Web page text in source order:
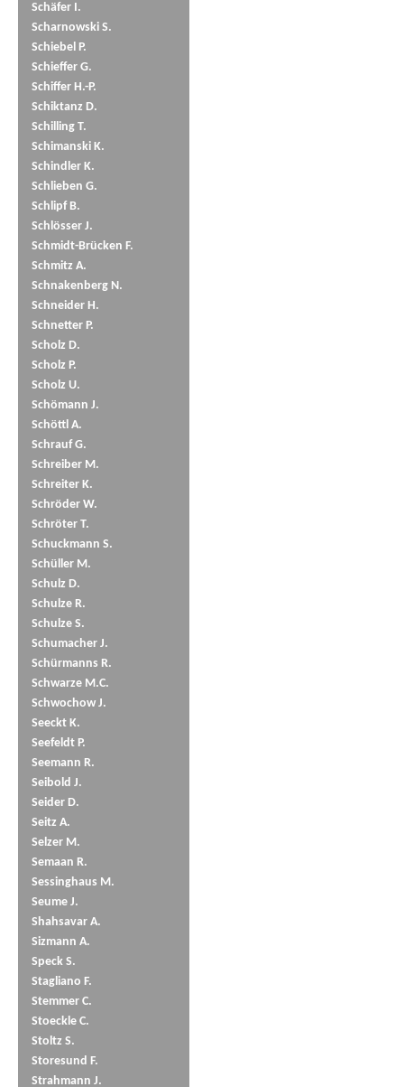
Schäfer I.
Scharnowski S.
Schiebel P.
Schieffer G.
Schiffer H.-P.
Schiktanz D.
Schilling T.
Schimanski K.
Schindler K.
Schlieben G.
Schlipf B.
Schlösser J.
Schmidt-Brücken F.
Schmitz A.
Schnakenberg N.
Schneider H.
Schnetter P.
Scholz D.
Scholz P.
Scholz U.
Schömann J.
Schöttl A.
Schrauf G.
Schreiber M.
Schreiter K.
Schröder W.
Schröter T.
Schuckmann S.
Schüller M.
Schulz D.
Schulze R.
Schulze S.
Schumacher J.
Schürmanns R.
Schwarze M.C.
Schwochow J.
Seeckt K.
Seefeldt P.
Seemann R.
Seibold J.
Seider D.
Seitz A.
Selzer M.
Semaan R.
Sessinghaus M.
Seume J.
Shahsavar A.
Sizmann A.
Speck S.
Stagliano F.
Stemmer C.
Stoeckle C.
Stoltz S.
Storesund F.
Strahmann J.